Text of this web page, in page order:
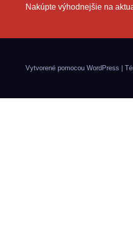
Nakúpte výhodnejšie na
Vytvorené pomocou WordPress